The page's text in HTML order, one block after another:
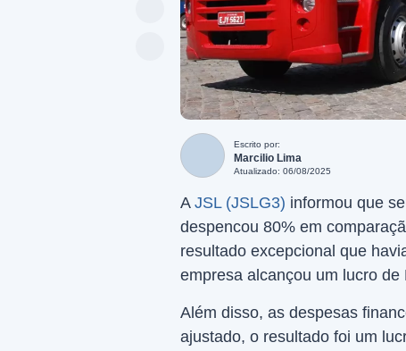
Escrito por:
Marcilio Lima
Atualizado: 06/08/2025
A JSL (JSLG3) informou que
despencou 80% em
resultado excepcional que
empresa alcançou um lucro de
Além disso, as despesas
ajustado, o resultado foi um